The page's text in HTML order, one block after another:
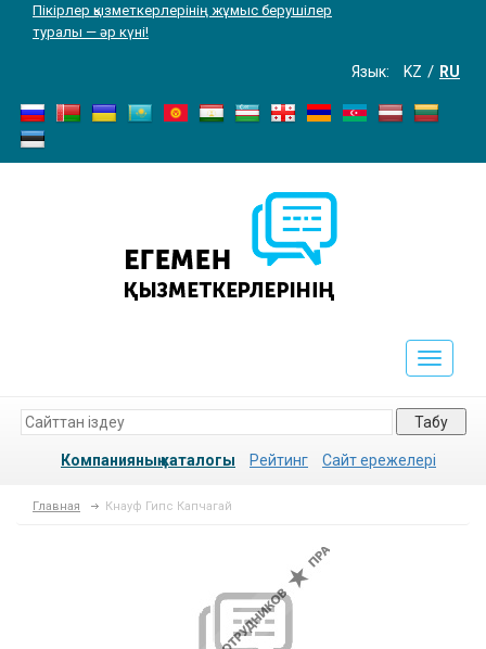
Пікірлер қызметкерлерінің жұмыс берушілер
туралы — әр күні!
Язык: KZ RU
Toggle
Табу
Компанияның каталогы Рейтинг Сайт ережелері
Главная Кнауф Гипс Капчагай